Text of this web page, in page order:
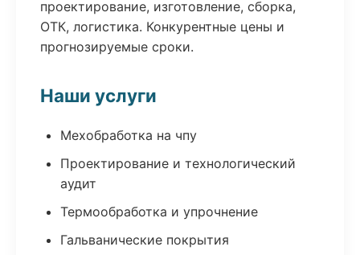
проектирование, изготовление, сборка,
ОТК, логистика. Конкурентные цены и
прогнозируемые сроки.
Наши услуги
Мехобработка на чпу
Проектирование и технологический
аудит
Термообработка и упрочнение
Гальванические покрытия